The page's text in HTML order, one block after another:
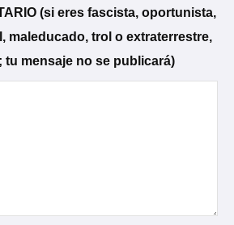
(si eres fascista, oportunista,
maleducado, trol o extraterrestre,
tu mensaje no se publicará)